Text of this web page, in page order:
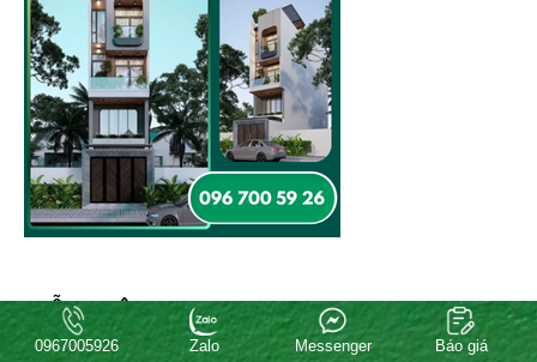
MẪU BIỆT THỰ ĐẸP
0967005926 Zalo Messenger Báo giá